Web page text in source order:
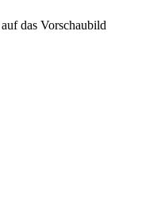
das Vorschaubild